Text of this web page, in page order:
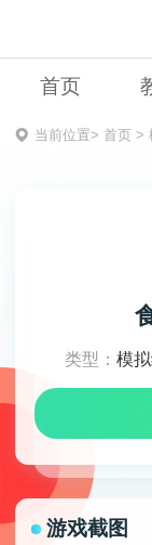
首页
当前位置> 首页>
类型： 模
游戏截图